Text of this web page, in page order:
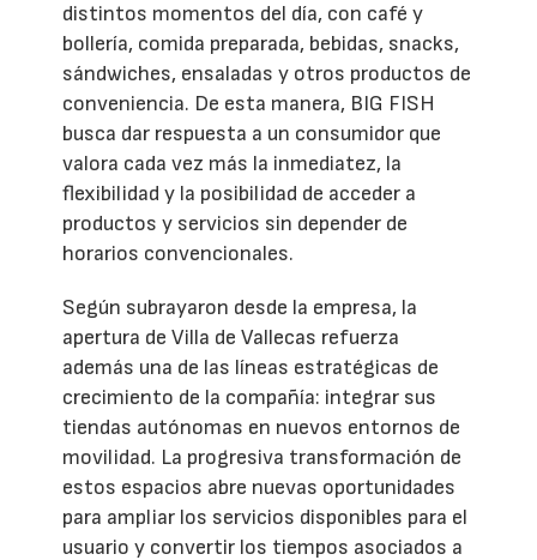
distintos momentos del día, con café y
bollería, comida preparada, bebidas, snacks,
sándwiches, ensaladas y otros productos de
conveniencia. De esta manera, BIG FISH
busca dar respuesta a un consumidor que
valora cada vez más la inmediatez, la
flexibilidad y la posibilidad de acceder a
productos y servicios sin depender de
horarios convencionales.
Según subrayaron desde la empresa, la
apertura de Villa de Vallecas refuerza
además una de las líneas estratégicas de
crecimiento de la compañía: integrar sus
tiendas autónomas en nuevos entornos de
movilidad. La progresiva transformación de
estos espacios abre nuevas oportunidades
para ampliar los servicios disponibles para el
usuario y convertir los tiempos asociados a